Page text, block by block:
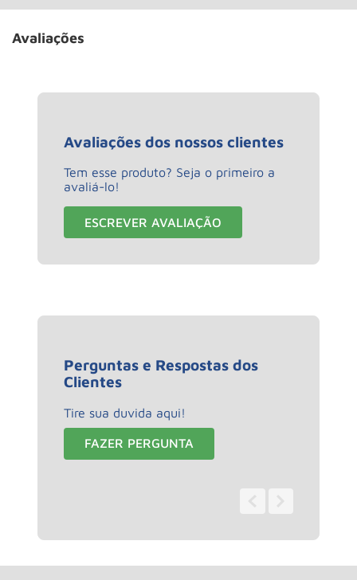
Avaliações
Avaliações dos nossos clientes
Tem esse produto? Seja o primeiro a
avaliá-lo!
ESCREVER AVALIAÇÃO
Perguntas e Respostas dos
Clientes
Tire sua duvida aqui!
FAZER PERGUNTA